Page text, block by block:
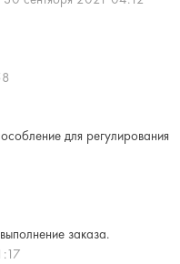
для регулирования
заказа.